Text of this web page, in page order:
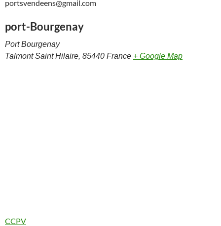
portsvendeens@gmail.com
port-Bourgenay
Port Bourgenay
Talmont Saint Hilaire, 85440 France + Google Map
CCPV